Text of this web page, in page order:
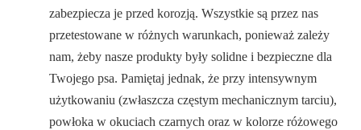
zabezpiecza je przed korozją. Wszystkie są przez nas
przetestowane w różnych warunkach, ponieważ zależy
nam, żeby nasze produkty były solidne i bezpieczne dla
Twojego psa. Pamiętaj jednak, że przy intensywnym
użytkowaniu (zwłaszcza częstym mechanicznym tarciu),
powłoka w okuciach czarnych oraz w kolorze różowego